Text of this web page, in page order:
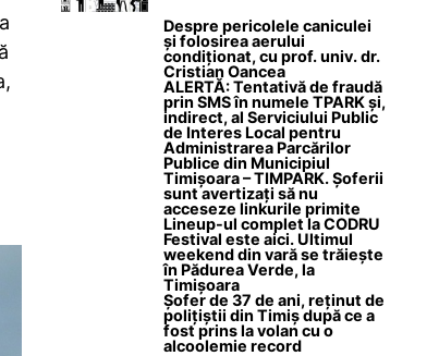
Despre pericolele caniculei
și folosirea aerului
condiționat, cu prof. univ. dr.
Cristian Oancea
ALERTĂ: Tentativă de fraudă
prin SMS în numele TPARK și,
indirect, al Serviciului Public
de Interes Local pentru
Administrarea Parcărilor
Publice din Municipiul
Timișoara – TIMPARK. Șoferii
sunt avertizați să nu
acceseze linkurile primite
Lineup-ul complet la CODRU
Festival este aici. Ultimul
weekend din vară se trăiește
în Pădurea Verde, la
Timișoara
Șofer de 37 de ani, reținut de
polițiștii din Timiș după ce a
fost prins la volan cu o
alcoolemie record